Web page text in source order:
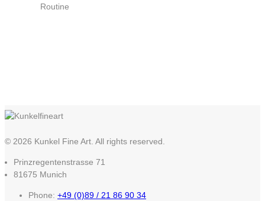
Routine
© 2026 Kunkel Fine Art. All rights reserved.
Prinzregentenstrasse 71
81675 Munich
Phone: +49 (0)89 / 21 86 90 34